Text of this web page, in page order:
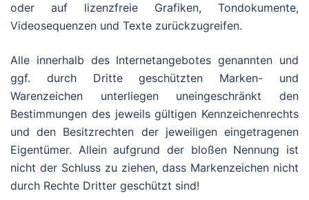
oder auf lizenzfreie Grafiken, Tondokumente,
Videosequenzen und Texte zurückzugreifen.
Alle innerhalb des Internetangebotes genannten und
ggf. durch Dritte geschützten Marken- und
Warenzeichen unterliegen uneingeschränkt den
Bestimmungen des jeweils gültigen Kennzeichenrechts
und den Besitzrechten der jeweiligen eingetragenen
Eigentümer. Allein aufgrund der bloßen Nennung ist
nicht der Schluss zu ziehen, dass Markenzeichen nicht
durch Rechte Dritter geschützt sind!